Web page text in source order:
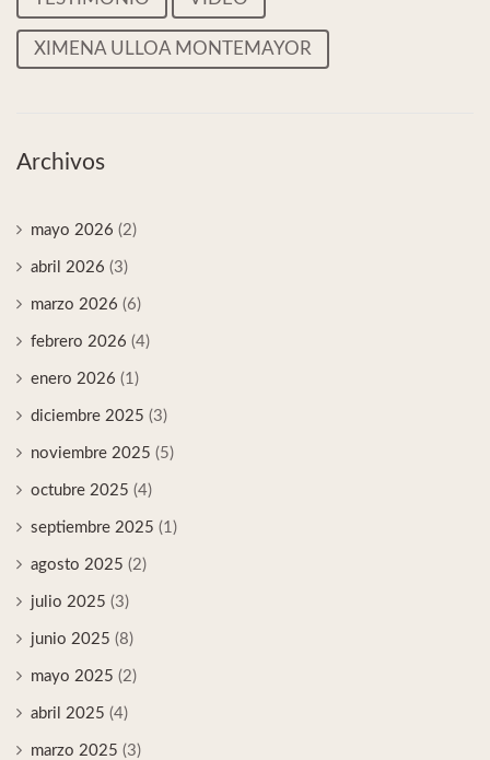
XIMENA ULLOA MONTEMAYOR
Archivos
mayo 2026 (2)
abril 2026 (3)
marzo 2026 (6)
febrero 2026 (4)
enero 2026 (1)
diciembre 2025 (3)
noviembre 2025 (5)
octubre 2025 (4)
septiembre 2025 (1)
agosto 2025 (2)
julio 2025 (3)
junio 2025 (8)
mayo 2025 (2)
abril 2025 (4)
marzo 2025 (3)